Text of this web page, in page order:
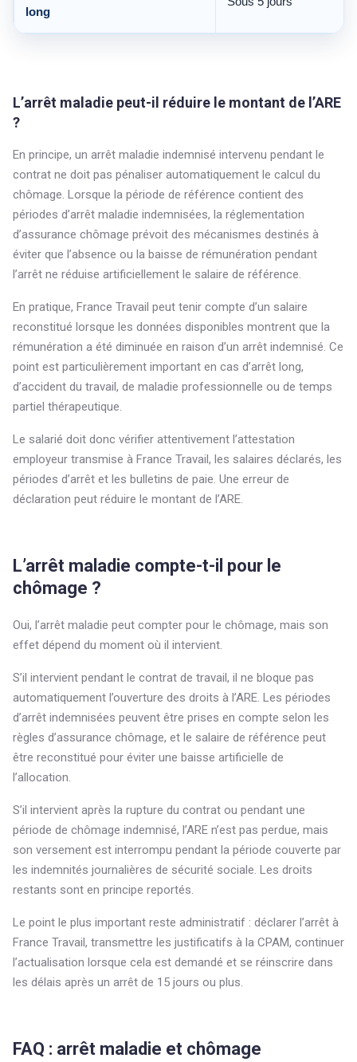
long
L’arrêt maladie peut-il réduire le montant de l’ARE
?
En principe, un arrêt maladie indemnisé intervenu pendant le
contrat ne doit pas pénaliser automatiquement le calcul du
chômage. Lorsque la période de référence contient des
périodes d’arrêt maladie indemnisées, la réglementation
d’assurance chômage prévoit des mécanismes destinés à
éviter que l’absence ou la baisse de rémunération pendant
l’arrêt ne réduise artificiellement le salaire de référence.
En pratique, France Travail peut tenir compte d’un salaire
reconstitué lorsque les données disponibles montrent que la
rémunération a été diminuée en raison d’un arrêt indemnisé. Ce
point est particulièrement important en cas d’arrêt long,
d’accident du travail, de maladie professionnelle ou de temps
partiel thérapeutique.
Le salarié doit donc vérifier attentivement l’attestation
employeur transmise à France Travail, les salaires déclarés, les
périodes d’arrêt et les bulletins de paie. Une erreur de
déclaration peut réduire le montant de l’ARE.
L’arrêt maladie compte-t-il pour le
chômage ?
Oui, l’arrêt maladie peut compter pour le chômage, mais son
effet dépend du moment où il intervient.
S’il intervient pendant le contrat de travail, il ne bloque pas
automatiquement l’ouverture des droits à l’ARE. Les périodes
d’arrêt indemnisées peuvent être prises en compte selon les
règles d’assurance chômage, et le salaire de référence peut
être reconstitué pour éviter une baisse artificielle de
l’allocation.
S’il intervient après la rupture du contrat ou pendant une
période de chômage indemnisé, l’ARE n’est pas perdue, mais
son versement est interrompu pendant la période couverte par
les indemnités journalières de sécurité sociale. Les droits
restants sont en principe reportés.
Le point le plus important reste administratif : déclarer l’arrêt à
France Travail, transmettre les justificatifs à la CPAM, continuer
l’actualisation lorsque cela est demandé et se réinscrire dans
les délais après un arrêt de 15 jours ou plus.
FAQ : arrêt maladie et chômage